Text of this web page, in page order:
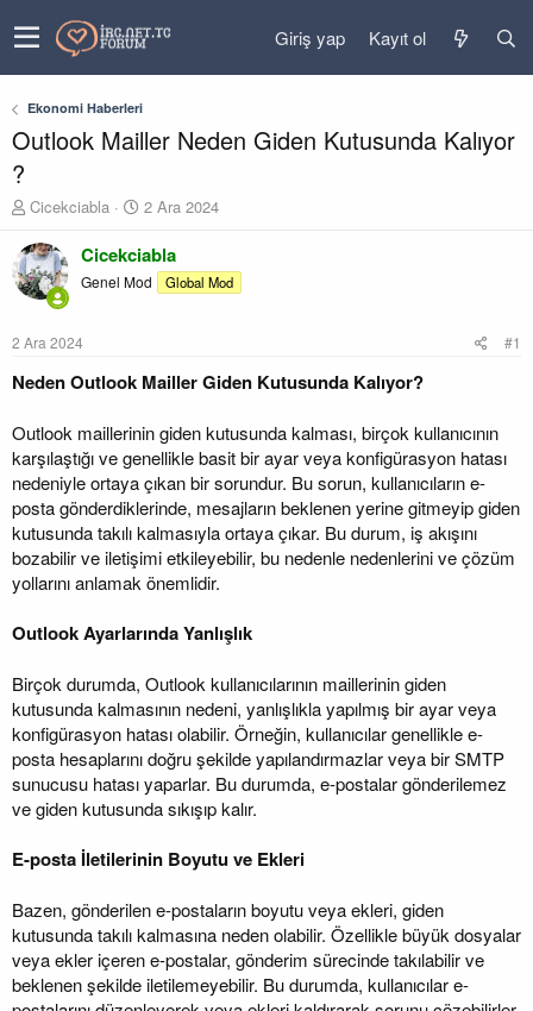
Giriş yap Kayıt ol
Ekonomi Haberleri
Outlook Mailler Neden Giden Kutusunda Kalıyor
?
K
n
u
y
b
a
ş
t
a
n
Cicekciabla
B
ş
l
a
ç
r
i
h
i
2 Ara 2024
Cicekciabla
Genel Mod Global Mod
2 Ara 2024 #1
Neden Outlook Mailler Giden Kutusunda Kalıyor?
Outlook maillerinin giden kutusunda kalması, birçok kullanıcının
karşılaştığı ve genellikle basit bir ayar veya konfigürasyon hatası
nedeniyle ortaya çıkan bir sorundur. Bu sorun, kullanıcıların e-
posta gönderdiklerinde, mesajların beklenen yerine gitmeyip giden
kutusunda takılı kalmasıyla ortaya çıkar. Bu durum, iş akışını
bozabilir ve iletişimi etkileyebilir, bu nedenle nedenlerini ve çözüm
yollarını anlamak önemlidir.
Outlook Ayarlarında Yanlışlık
Birçok durumda, Outlook kullanıcılarının maillerinin giden
kutusunda kalmasının nedeni, yanlışlıkla yapılmış bir ayar veya
konfigürasyon hatası olabilir. Örneğin, kullanıcılar genellikle e-
posta hesaplarını doğru şekilde yapılandırmazlar veya bir SMTP
sunucusu hatası yaparlar. Bu durumda, e-postalar gönderilemez
ve giden kutusunda sıkışıp kalır.
E-posta İletilerinin Boyutu ve Ekleri
Bazen, gönderilen e-postaların boyutu veya ekleri, giden
kutusunda takılı kalmasına neden olabilir. Özellikle büyük dosyalar
veya ekler içeren e-postalar, gönderim sürecinde takılabilir ve
beklenen şekilde iletilemeyebilir. Bu durumda, kullanıcılar e-